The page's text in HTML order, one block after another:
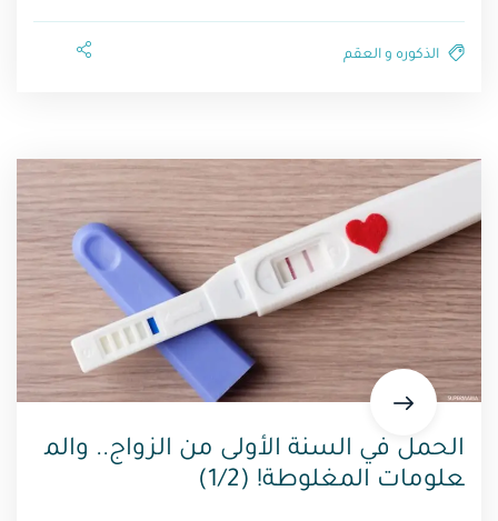
الذكوره و العقم⁩
الحمل في السنة الأولى من الزواج.. والم
علومات المغلوطة! (1/2)